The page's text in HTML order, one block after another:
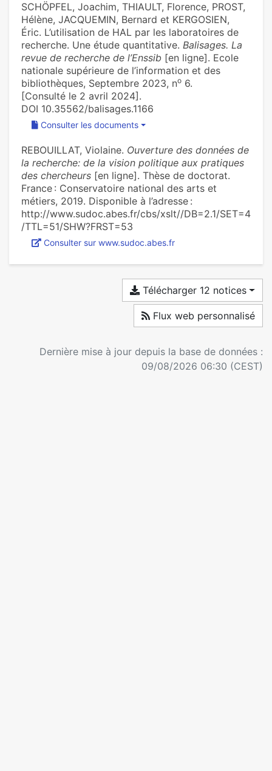
SCHÖPFEL, Joachim, THIAULT, Florence, PROST,
Hélène, JACQUEMIN, Bernard et KERGOSIEN,
Éric. L’utilisation de HAL par les laboratoires de
recherche. Une étude quantitative. Balisages. La
revue de recherche de l’Enssib [en ligne]. Ecole
nationale supérieure de l’information et des
bibliothèques, Septembre 2023, no 6.
[Consulté le 2 avril 2024].
DOI 10.35562/balisages.1166
Consulter les documents
REBOUILLAT, Violaine. Ouverture des données de
la recherche: de la vision politique aux pratiques
des chercheurs [en ligne]. Thèse de doctorat.
France : Conservatoire national des arts et
métiers, 2019. Disponible à l’adresse :
http://www.sudoc.abes.fr/cbs/xslt//DB=2.1/SET=4
/TTL=51/SHW?FRST=53
Consulter sur www.sudoc.abes.fr
Télécharger 12 notices
Flux web personnalisé
Dernière mise à jour depuis la base de données :
09/08/2026 06:30 (CEST)